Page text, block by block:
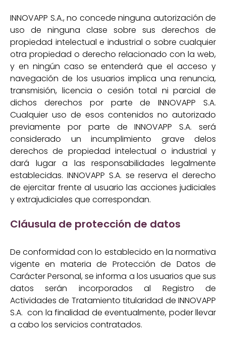
INNOVAPP S.A., no concede ninguna autorización de
uso de ninguna clase sobre sus derechos de
propiedad intelectual e industrial o sobre cualquier
otra propiedad o derecho relacionado con la web,
y en ningún caso se entenderá que el acceso y
navegación de los usuarios implica una renuncia,
transmisión, licencia o cesión total ni parcial de
dichos derechos por parte de INNOVAPP S.A.
Cualquier uso de esos contenidos no autorizado
previamente por parte de INNOVAPP S.A. será
considerado un incumplimiento grave delos
derechos de propiedad intelectual o industrial y
dará lugar a las responsabilidades legalmente
establecidas. INNOVAPP S.A. se reserva el derecho
de ejercitar frente al usuario las acciones judiciales
y extrajudiciales que correspondan.
Cláusula de protección de datos
De conformidad con lo establecido en la normativa
vigente en materia de Protección de Datos de
Carácter Personal, se informa a los usuarios que sus
datos serán incorporados al Registro de
Actividades de Tratamiento titularidad de INNOVAPP
S.A. con la finalidad de eventualmente, poder llevar
a cabo los servicios contratados.